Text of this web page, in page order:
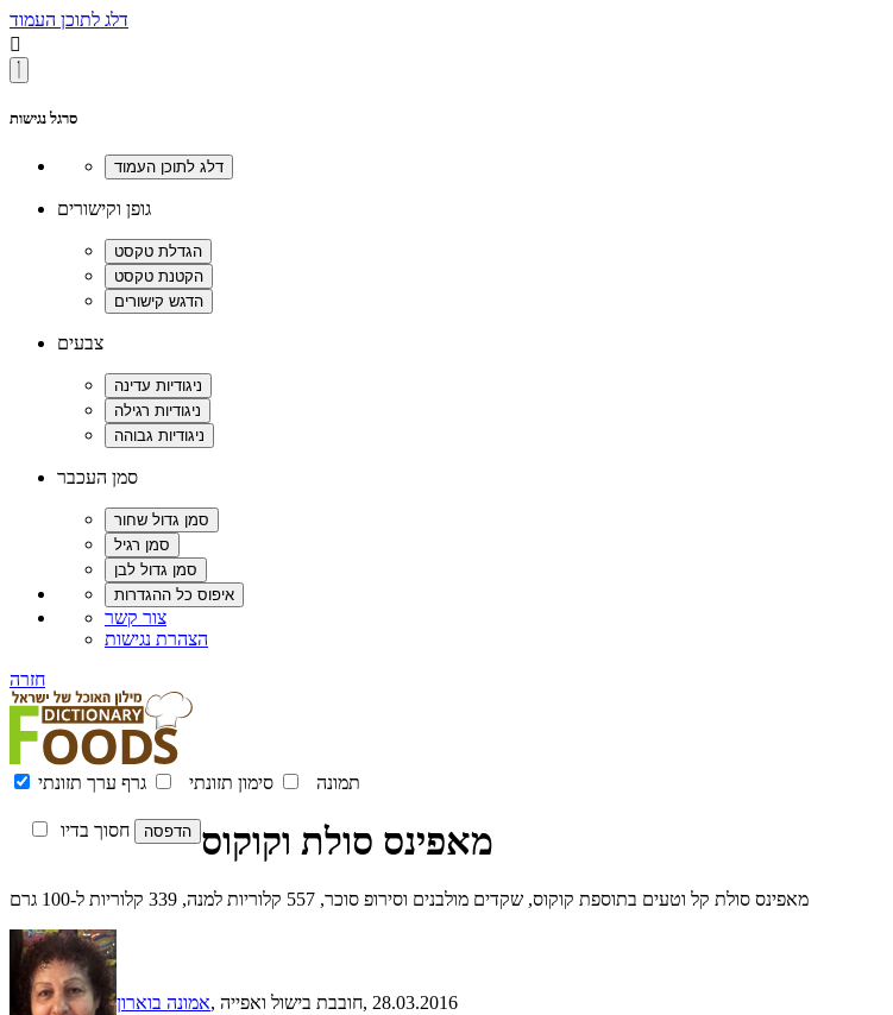
דלג לתוכן העמוד

סרגל נגישות
גופן וקישורים
צבעים
סמן העכבר
צור קשר
הצהרת נגישות
חזרה
תמונה סימון תזונתי גרף ערך תזונתי
חסוך בדיו מאפינס סולת וקוקוס
מאפינס סולת קל וטעים בתוספת קוקוס, שקדים מולבנים וסירופ סוכר, 557 קלוריות למנה, 339 קלוריות ל-100 גרם
אמונה בוארון , חובבת בישול ואפייה, 28.03.2016